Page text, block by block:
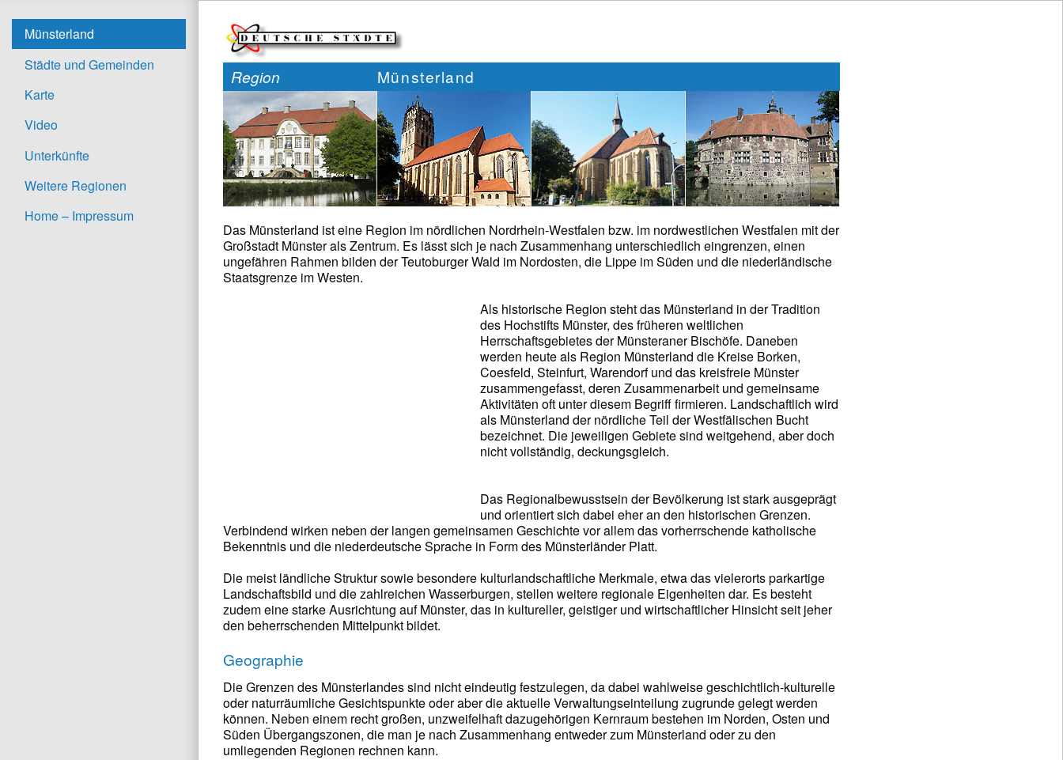
Münsterland
Städte und Gemeinden
Karte
Video
Unterkünfte
Weitere Regionen
Home – Impressum
Region Münsterland
Das Münsterland ist eine Region im nördlichen Nordrhein-Westfalen bzw. im nordwestlichen Westfalen mit der
Großstadt Münster als Zentrum. Es lässt sich je nach Zusammenhang unterschiedlich eingrenzen, einen
ungefähren Rahmen bilden der Teutoburger Wald im Nordosten, die Lippe im Süden und die niederländische
Staatsgrenze im Westen.
Als historische Region steht das Münsterland in der Tradition
des Hochstifts Münster, des früheren weltlichen
Herrschaftsgebietes der Münsteraner Bischöfe. Daneben
werden heute als Region Münsterland die Kreise Borken,
Coesfeld, Steinfurt, Warendorf und das kreisfreie Münster
zusammengefasst, deren Zusammenarbeit und gemeinsame
Aktivitäten oft unter diesem Begriff firmieren. Landschaftlich wird
als Münsterland der nördliche Teil der Westfälischen Bucht
bezeichnet. Die jeweiligen Gebiete sind weitgehend, aber doch
nicht vollständig, deckungsgleich.
Das Regionalbewusstsein der Bevölkerung ist stark ausgeprägt
und orientiert sich dabei eher an den historischen Grenzen.
Verbindend wirken neben der langen gemeinsamen Geschichte vor allem das vorherrschende katholische
Bekenntnis und die niederdeutsche Sprache in Form des Münsterländer Platt.
Die meist ländliche Struktur sowie besondere kulturlandschaftliche Merkmale, etwa das vielerorts parkartige
Landschaftsbild und die zahlreichen Wasserburgen, stellen weitere regionale Eigenheiten dar. Es besteht
zudem eine starke Ausrichtung auf Münster, das in kultureller, geistiger und wirtschaftlicher Hinsicht seit jeher
den beherrschenden Mittelpunkt bildet.
Geographie
Die Grenzen des Münsterlandes sind nicht eindeutig festzulegen, da dabei wahlweise geschichtlich-kulturelle
oder naturräumliche Gesichtspunkte oder aber die aktuelle Verwaltungseinteilung zugrunde gelegt werden
können. Neben einem recht großen, unzweifelhaft dazugehörigen Kernraum bestehen im Norden, Osten und
Süden Übergangszonen, die man je nach Zusammenhang entweder zum Münsterland oder zu den
umliegenden Regionen rechnen kann.